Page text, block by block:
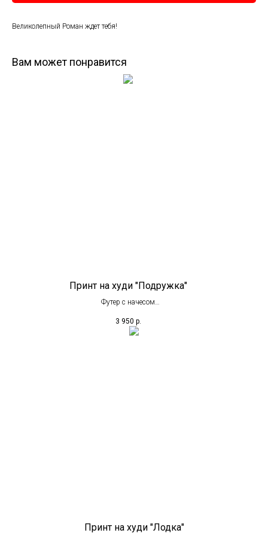
Великолепный Роман ждет тебя!
Вам может понравится
Принт на худи "Подружка"
Футер с начесом
Полиэстер 35%
3 950 р.
Принт на худи "Лодка"